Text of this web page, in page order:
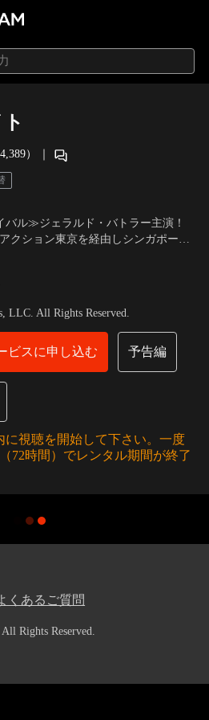
） ｜
ル≫ジェラルド・バトラー主演！
クション東京を経由しシンガポール
らす愛娘との久々の再開を待ち焦が
LLC. All Rights Reserved.
ビスに申し込む 予告編
に視聴を開始して下さい。一度
72時間）でレンタル期間が終了
くあるご質問
Rights Reserved.